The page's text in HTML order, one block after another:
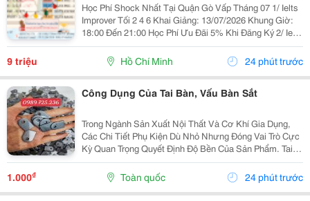
Học Phí Shock Nhất Tại Quận Gò Vấp Tháng 07 1/ Ielts
Improver Tối 2 4 6 Khai Giảng: 13/07/2026 Khung Giờ:
18:00 Đến 21:00 Học Phí Ưu Đãi 5% Khi Đăng Ký 2/ Ielts
Basic Tối 3 5 7 Khai Giảng: 07//07/2026 Khung Giờ:
18:00 Đến 21:00 ...
9 triệu Hồ Chí Minh 24 phút trước
Công Dụng Của Tai Bàn, Vấu Bàn Sắt
Trong Ngành Sản Xuất Nội Thất Và Cơ Khí Gia Dụng,
Các Chi Tiết Phụ Kiện Dù Nhỏ Nhưng Đóng Vai Trò Cực
Kỳ Quan Trọng Quyết Định Độ Bền Của Sản Phẩm. Tai
Bàn Sắt (Hay Còn Gọi Là Tai Sắt Cho Bàn Ghế, Vấu Bàn
Sắt, Tai Khóa, Tai Khóa Sắt ) Chính Là Một...
1.000₫ Toàn quốc 24 phút trước